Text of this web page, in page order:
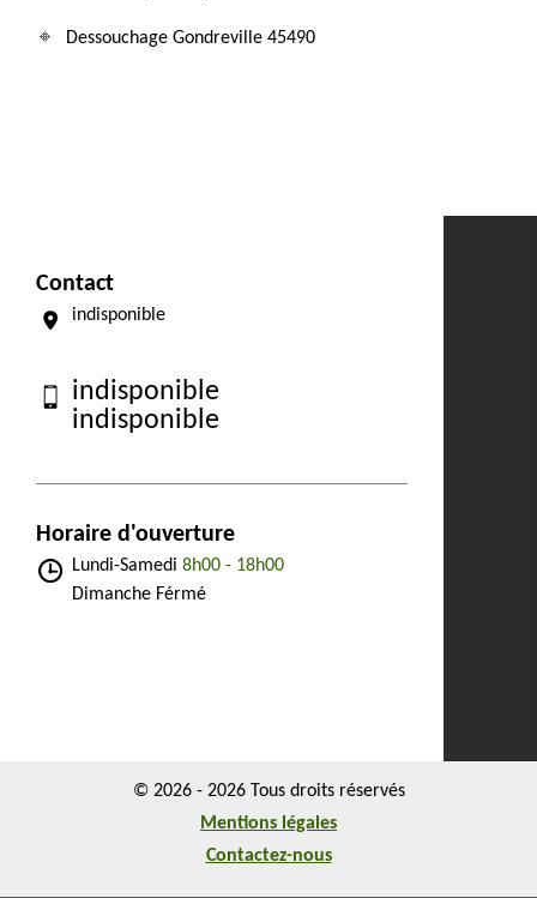
Dessouchage Gondreville 45490
Contact
indisponible
indisponible
indisponible
Horaire d'ouverture
Lundi-Samedi 8h00 - 18h00
Dimanche Férmé
© 2026 - 2026 Tous droits réservés
Mentions légales
Contactez-nous